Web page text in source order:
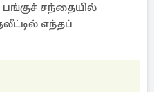
சந்தையில்
எந்தப்